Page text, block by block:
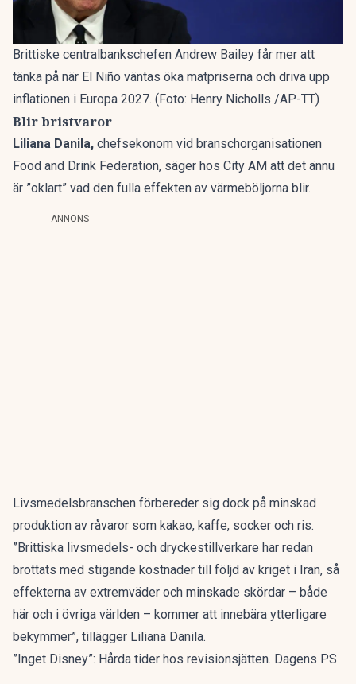
Brittiske centralbankschefen Andrew Bailey får mer att
tänka på när El Niño väntas öka matpriserna och driva upp
inflationen i Europa 2027. (Foto: Henry Nicholls /AP-TT)
Blir bristvaror
Liliana Danila, chefsekonom vid branschorganisationen
Food and Drink Federation, säger hos City AM att det ännu
är ”oklart” vad den fulla effekten av värmeböljorna blir.
ANNONS
Livsmedelsbranschen förbereder sig dock på minskad
produktion av råvaror som kakao, kaffe, socker och ris.
”Brittiska livsmedels- och dryckestillverkare har redan
brottats med stigande kostnader till följd av kriget i Iran, så
effekterna av extremväder och minskade skördar – både
här och i övriga världen – kommer att innebära ytterligare
bekymmer”, tillägger Liliana Danila.
”Inget Disney”: Hårda tider hos revisionsjätten. Dagens PS